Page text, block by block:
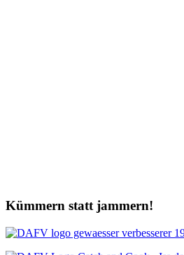
Kümmern statt jammern!